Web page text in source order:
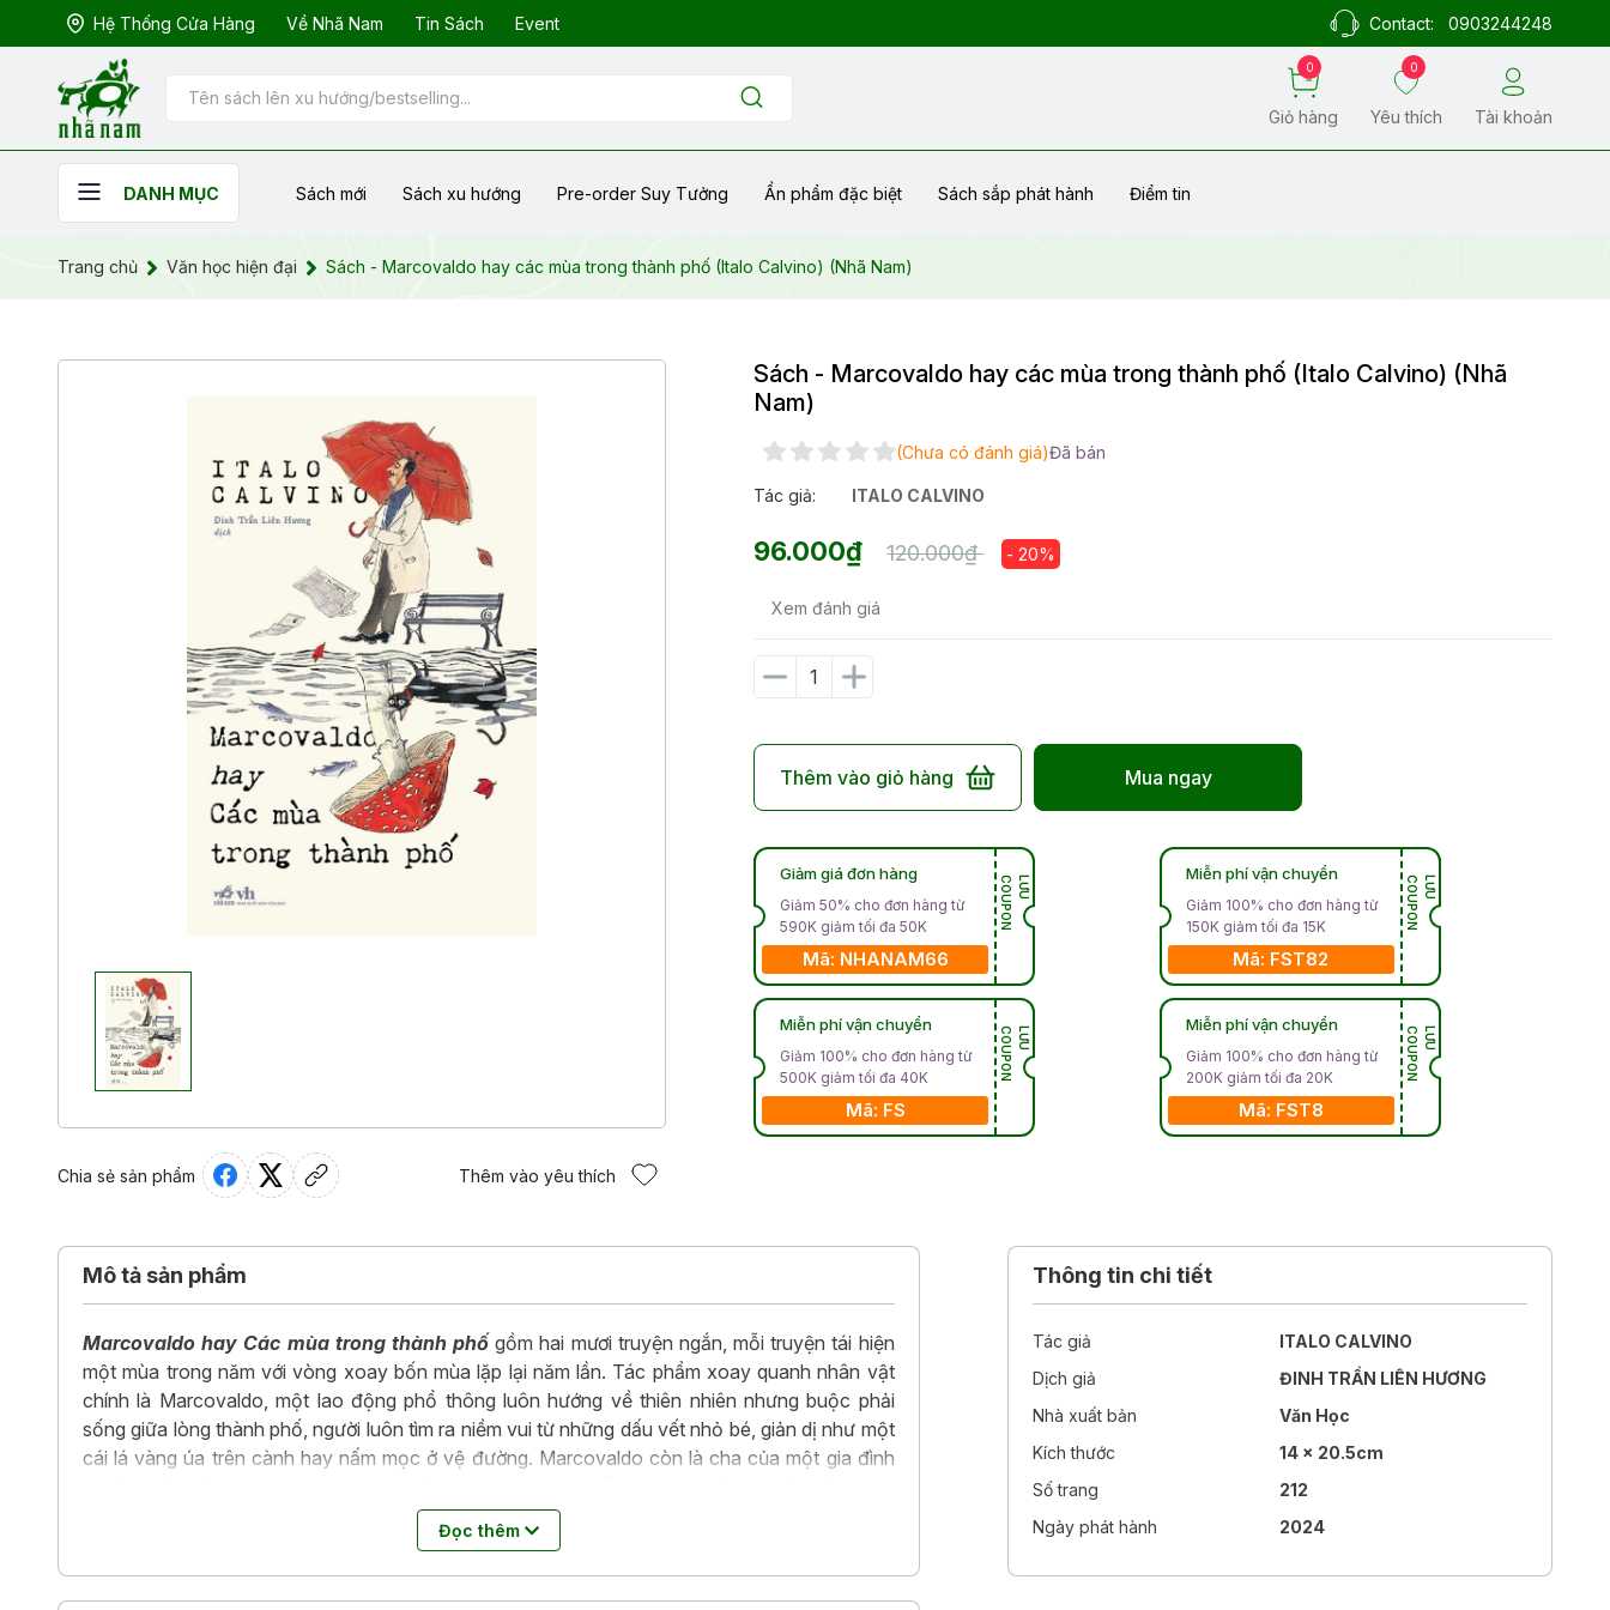
Hệ Thống Cửa Hàng Về Nhã Nam Tin Sách Event Contact: 0903244248
0
Giỏ hàng
0
Yêu thích Tài khoản
DANH MỤC Sách mới Sách xu hướng Pre-order Suy Tưởng Ẩn phẩm đặc biệt Sách sắp phát hành Điểm tin
Trang chủ Văn học hiện đại Sách - Marcovaldo hay các mùa trong thành phố (Italo Calvino) (Nhã Nam)
Chia sẻ sản phẩm Thêm vào yêu thích
Sách - Marcovaldo hay các mùa trong thành phố (Italo Calvino) (Nhã
Nam)
(Chưa có đánh giá)Đã bán
Tác giả: ITALO CALVINO
96.000₫ 120.000₫ - 20%
Xem đánh giá
Thêm vào giỏ hàng Mua ngay
Giảm giá đơn hàng
Giảm 50% cho đơn hàng từ
590K giảm tối đa 50K
Mã: NHANAM66
L
Ư
U
C
O
U
P
O
N
Miễn phí vận chuyển
Giảm 100% cho đơn hàng từ
500K giảm tối đa 40K
Mã: FS
L
Ư
U
C
O
U
P
O
N
Miễn phí vận chuyển
Giảm 100% cho đơn hàng từ
150K giảm tối đa 15K
Mã: FST82
L
Ư
U
C
O
U
P
O
N
Miễn phí vận chuyển
Giảm 100% cho đơn hàng từ
200K giảm tối đa 20K
Mã: FST8
L
Ư
U
C
O
U
P
O
N
Mô tả sản phẩm
Marcovaldo hay Các mùa trong thành phố gồm hai mươi truyện ngắn, mỗi truyện tái hiện
một mùa trong năm với vòng xoay bốn mùa lặp lại năm lần. Tác phẩm xoay quanh nhân vật
chính là Marcovaldo, một lao động phổ thông luôn hướng về thiên nhiên nhưng buộc phải
sống giữa lòng thành phố, người luôn tìm ra niềm vui từ những dấu vết nhỏ bé, giản dị như một
cái lá vàng úa trên cành hay nấm mọc ở vệ đường. Marcovaldo còn là cha của một gia đình
tình huống khôi hài với cái kết bất ngờ liên tục diễn ra khiến bức tranh về cuộc sống đời thường
của một gia đình lao động nghèo ở Ý hiện lên đầy sống động và thú vị.
Đọc thêm
Thông tin chi tiết
Tác giả
ITALO CALVINO
Dịch giả
ĐINH TRẦN LIÊN HƯƠNG
Nhà xuất bản
Văn Học
Kích thước
14 x 20.5cm
Số trang
212
Ngày phát hành
2024